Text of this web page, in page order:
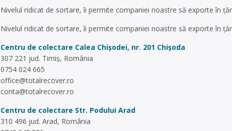
Nivelul ridicat de sortare, îi permite companiei noastre să exporte în
Nivelul ridicat de sortare, îi permite companiei noastre să exporte în
Centru de colectare Calea Chișodei, nr. 201 Chișoda
307 221 jud. Timiș, România
0754 024 665
office@totalrecover.ro
conta@totalrecover.ro
Centru de colectare Str. Podului Arad
310 496 jud. Arad, România